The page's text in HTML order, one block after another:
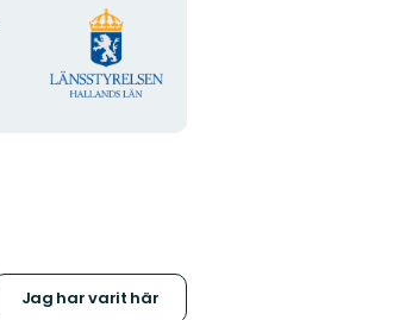
Organisationens
logotyp
Jag har varit här